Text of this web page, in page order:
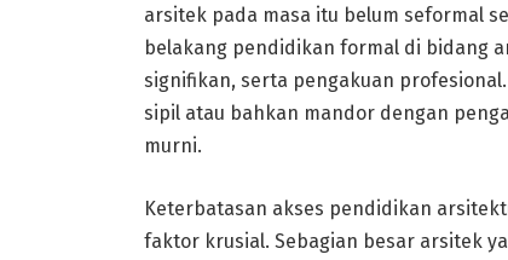
arsitek pada masa itu belum seformal
belakang pendidikan formal di bidang
signifikan, serta pengakuan
sipil atau bahkan mandor dengan
murni.
Keterbatasan akses pendidikan
faktor krusial. Sebagian besar arsitek